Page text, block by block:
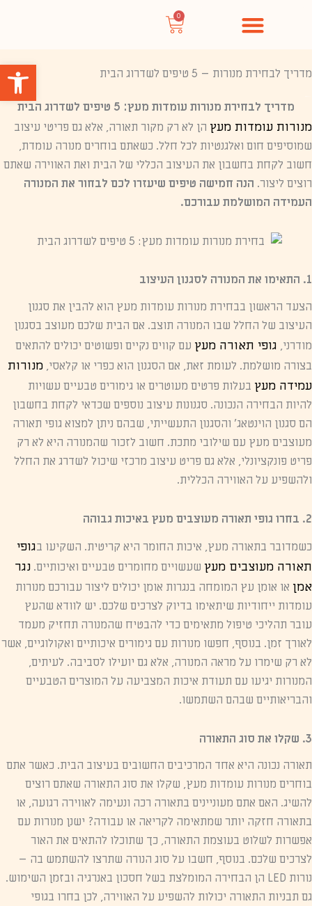
0
עגלת
מדריך לבחירת מנורות – 5 טיפים לשדרוג הבית
מדריך לבחירת מנורות עומדות מעץ: 5 טיפים לשדרוג הבית
מנורות עומדות מעץ הן לא רק מקור תאורה, אלא גם פריטי עיצוב
שמוסיפים חום ואלגנטיות לכל חלל. כשאתם בוחרים מנורה עומדת,
חשוב לקחת בחשבון את העיצוב הכללי של הבית ואת האווירה שאתם
רוצים ליצור. הנה חמישה טיפים שיעזרו לכם לבחור את המנורה
העמידה המושלמת עבורכם.
1. התאימו את המנורה לסגנון העיצוב
הצעד הראשון בבחירת מנורות עומדות מעץ הוא להבין את סגנון
העיצוב של החלל שבו המנורה תוצב. אם הבית שלכם מעוצב בסגנון
מודרני, גופי תאורה מעץ עם קווים נקיים ופשוטים יכולים להתאים
בצורה מושלמת. לעומת זאת, אם הסגנון הוא כפרי או קלאסי, מנורות
עמידה מעץ בעלות פרטים מעוטרים או גימורים טבעיים עשויות
להיות הבחירה הנכונה. סגנונות עיצוב נוספים שכדאי לקחת בחשבון
הם סגנון הוינטאג' והסגנון התעשייתי, שבהם ניתן למצוא גופי תאורה
מעוצבים מעץ עם שילובי מתכת. חשוב לזכור שהמנורה היא לא רק
פריט פונקציונלי, אלא גם פריט עיצוב מרכזי שיכול לשדרג את החלל
ולהשפיע על האווירה הכללית.
2. בחרו גופי תאורה מעוצבים מעץ באיכות גבוהה
כשמדובר בתאורה מעץ, איכות החומר היא קריטית. השקיעו בגופי
תאורה מעוצבים מעץ שעשויים מחומרים טבעיים ואיכותיים. נגר
אמן או אומן עץ המומחה בנגרות אומן יכולים ליצור עבורכם מנורות
עומדות ייחודיות שיתאימו בדיוק לצרכים שלכם. יש לוודא שהעץ
עובר תהליכי טיפול מתאימים כדי להבטיח שהמנורה תחזיק מעמד
לאורך זמן. בנוסף, חפשו מנורות עם גימורים איכותיים ואקולוגיים, אשר
לא רק שימרו על מראה המנורה, אלא גם יועילו לסביבה. לעיתים,
המנורות יגיעו עם תעודת איכות המצביעה על המוצרים הטבעיים
והבריאותיים שבהם השתמשו.
3. שקלו את סוג התאורה
תאורה נכונה היא אחד המרכיבים החשובים בעיצוב הבית. כאשר אתם
בוחרים מנורות עומדות מעץ, שקלו את סוג התאורה שאתם רוצים
להשיג. האם אתם מעוניינים בתאורה רכה ונעימה לאווירה רגועה, או
בתאורה חזקה יותר שמתאימה לקריאה או עבודה? ישנן מנורות עם
אפשרות לשלוט בעוצמת התאורה, כך שתוכלו להתאים את האור
לצרכים שלכם. בנוסף, חשבו על סוג הנורה שתרצו להשתמש בה –
נורות LED הן הבחירה המומלצת בשל חסכון באנרגיה ובזמן השימוש.
גם תבניות התאורה יכולות להשפיע על האווירה, לכן בחרו בגופי
פתח